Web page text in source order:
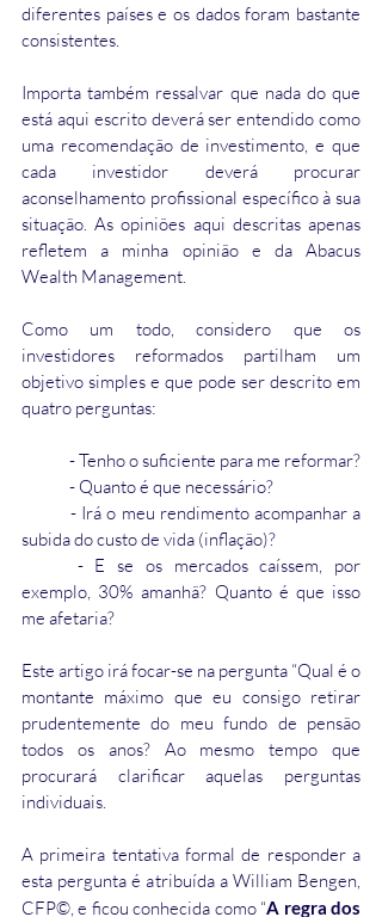
diferentes países e os dados foram bastante
consistentes.
Importa também ressalvar que nada do que
está aqui escrito deverá ser entendido como
uma recomendação de investimento, e que
cada investidor deverá procurar
aconselhamento profissional específico à sua
situação. As opiniões aqui descritas apenas
refletem a minha opinião e da Abacus
Wealth Management.
Como um todo, considero que os
investidores reformados partilham um
objetivo simples e que pode ser descrito em
quatro perguntas:
	- Tenho o suficiente para me reformar?
	- Quanto é que necessário?
	- Irá o meu rendimento acompanhar a
subida do custo de vida (inflação)?
exemplo, 30% amanhã? Quanto é que isso
me afetaria?
Este artigo irá focar-se na pergunta “Qual é o
montante máximo que eu consigo retirar
prudentemente do meu fundo de pensão
todos os anos? Ao mesmo tempo que
procurará clarificar aquelas perguntas
individuais.
A primeira tentativa formal de responder a
esta pergunta é atribuída a William Bengen,
CFP©, e ficou conhecida como “A regra dos